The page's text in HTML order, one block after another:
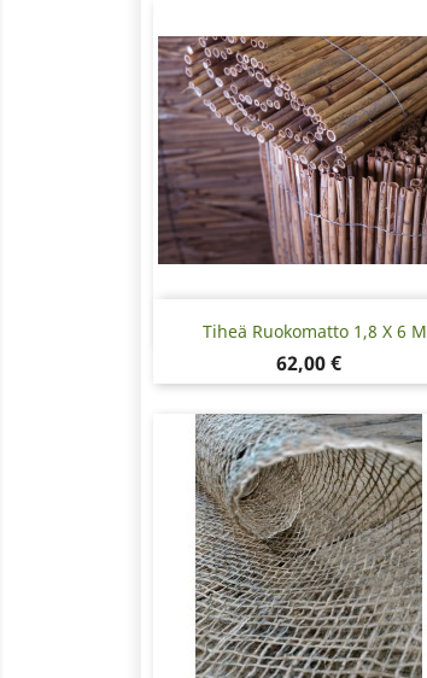
Tiheä Ruokomatto 1,8 X 6 M
Hinta
62,00 €
Pikakatselu